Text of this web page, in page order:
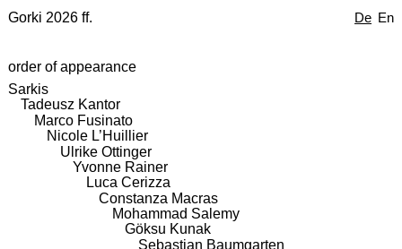
De En
Gorki 2026 ff.
order of appearance
Sarkis
Tadeusz Kantor
Marco Fusinato
Nicole L’Huillier
Ulrike Ottinger
Yvonne Rainer
Luca Cerizza
Constanza Macras
Mohammad Salemy
Göksu Kunak
Sebastian Baumgarten